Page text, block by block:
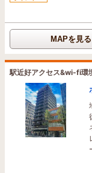
MAPを見る
駅近好アクセス&wi-fi環